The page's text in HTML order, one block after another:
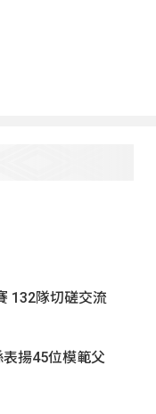
132隊切磋交流
表揚45位模範父